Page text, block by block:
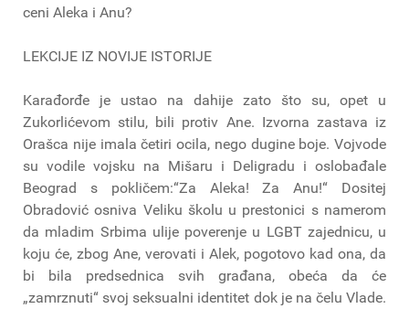
ceni Aleka i Anu?
LEKCIJE IZ NOVIJE ISTORIJE
Karađorđe je ustao na dahije zato što su, opet u
Zukorlićevom stilu, bili protiv Ane. Izvorna zastava iz
Orašca nije imala četiri ocila, nego dugine boje. Vojvode
su vodile vojsku na Mišaru i Deligradu i oslobađale
Beograd s pokličem:“Za Aleka! Za Anu!“ Dositej
Obradović osniva Veliku školu u prestonici s namerom
da mladim Srbima ulije poverenje u LGBT zajednicu, u
koju će, zbog Ane, verovati i Alek, pogotovo kad ona, da
bi bila predsednica svih građana, obeća da će
„zamrznuti“ svoj seksualni identitet dok je na čelu Vlade.